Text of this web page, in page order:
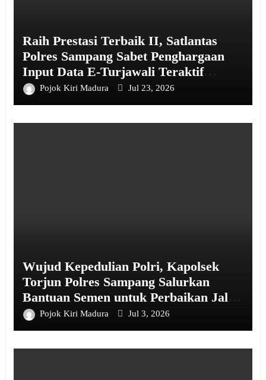
Raih Prestasi Terbaik II, Satlantas
Polres Sampang Sabet Penghargaan
Input Data E-Turjawali Teraktif
Semester I 2026
Pojok Kiri Madura Jul 23, 2026
Wujud Kepedulian Polri, Kapolsek
Torjun Polres Sampang Salurkan
Bantuan Semen untuk Perbaikan Jalan
Poros Desa Kara
Pojok Kiri Madura Jul 3, 2026